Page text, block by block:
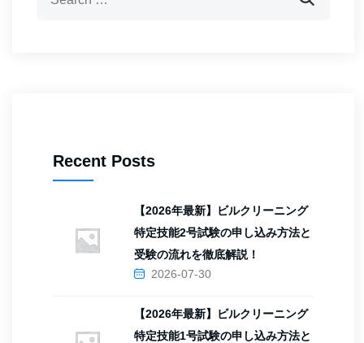
Recent Posts
【2026年最新】ビルクリーニング
特定技能2号試験の申し込み方法と
受験の流れを徹底解説！
2026-07-30
【2026年最新】ビルクリーニング
特定技能1号試験の申し込み方法と